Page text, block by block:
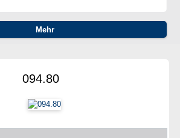
094.80